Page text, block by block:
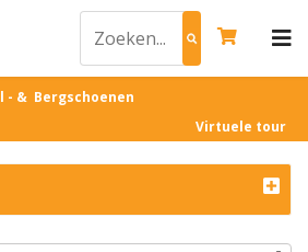
- & Bergschoenen
Virtuele tour